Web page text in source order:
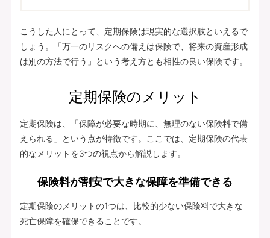
こうした人にとって、定期保険は現実的な選択肢といえるで
しょう。「万一のリスクへの備えは保険で、将来の資産形成
は別の方法で行う」という考え方とも相性の良い保険です。
定期保険のメリット
定期保険は、「保障が必要な時期に、無理のない保険料で備
えられる」という点が特徴です。ここでは、定期保険の代表
的なメリットを3つの視点から解説します。
保険料が割安で大きな保障を準備できる
定期保険のメリットの1つは、比較的少ない保険料で大きな
死亡保障を確保できることです。